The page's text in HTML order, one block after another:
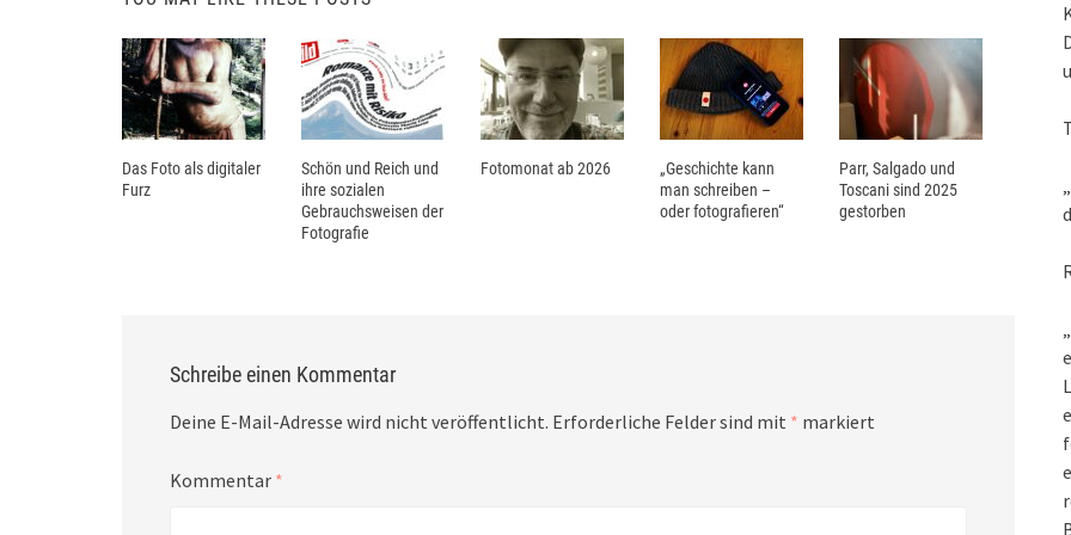
Das Foto als digitaler
Furz
Schön und Reich und
ihre sozialen
Gebrauchsweisen der
Fotografie
Fotomonat ab 2026
„Geschichte kann
man schreiben –
oder fotografieren“
Parr, Salgado und
Toscani sind 2025
gestorben
Schreibe einen Kommentar
Deine E-Mail-Adresse wird nicht veröffentlicht. Erforderliche Felder sind mit * markiert
Kommentar *